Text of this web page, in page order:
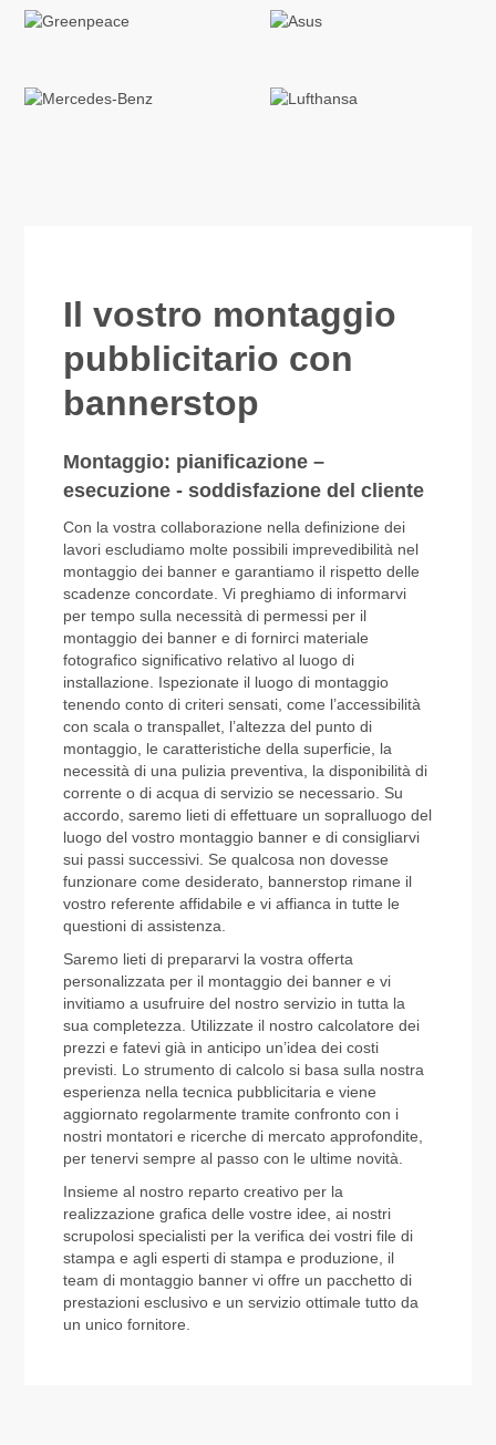
Il vostro montaggio
pubblicitario con
bannerstop
Montaggio: pianificazione –
esecuzione - soddisfazione del cliente
Con la vostra collaborazione nella definizione dei
lavori escludiamo molte possibili imprevedibilità nel
montaggio dei banner e garantiamo il rispetto delle
scadenze concordate. Vi preghiamo di informarvi
per tempo sulla necessità di permessi per il
montaggio dei banner e di fornirci materiale
fotografico significativo relativo al luogo di
installazione. Ispezionate il luogo di montaggio
tenendo conto di criteri sensati, come l’accessibilità
con scala o transpallet, l’altezza del punto di
montaggio, le caratteristiche della superficie, la
necessità di una pulizia preventiva, la disponibilità di
corrente o di acqua di servizio se necessario. Su
accordo, saremo lieti di effettuare un sopralluogo del
luogo del vostro montaggio banner e di consigliarvi
sui passi successivi. Se qualcosa non dovesse
funzionare come desiderato, bannerstop rimane il
vostro referente affidabile e vi affianca in tutte le
questioni di assistenza.
Saremo lieti di prepararvi la vostra offerta
personalizzata per il montaggio dei banner e vi
invitiamo a usufruire del nostro servizio in tutta la
sua completezza. Utilizzate il nostro calcolatore dei
prezzi e fatevi già in anticipo un’idea dei costi
previsti. Lo strumento di calcolo si basa sulla nostra
esperienza nella tecnica pubblicitaria e viene
aggiornato regolarmente tramite confronto con i
nostri montatori e ricerche di mercato approfondite,
per tenervi sempre al passo con le ultime novità.
Insieme al nostro reparto creativo per la
realizzazione grafica delle vostre idee, ai nostri
scrupolosi specialisti per la verifica dei vostri file di
stampa e agli esperti di stampa e produzione, il
team di montaggio banner vi offre un pacchetto di
prestazioni esclusivo e un servizio ottimale tutto da
un unico fornitore.